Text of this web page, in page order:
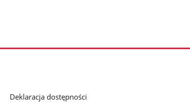
Deklaracja dostępności